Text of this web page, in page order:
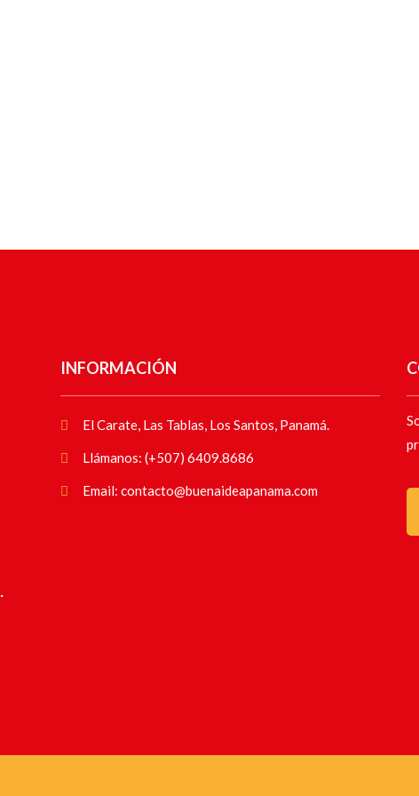
INFORMACIÓN
El Carate, Las Tablas, Los Santos, Panamá.
Llámanos: (+507) 6409.8686
Email: contacto@buenaideapanama.com